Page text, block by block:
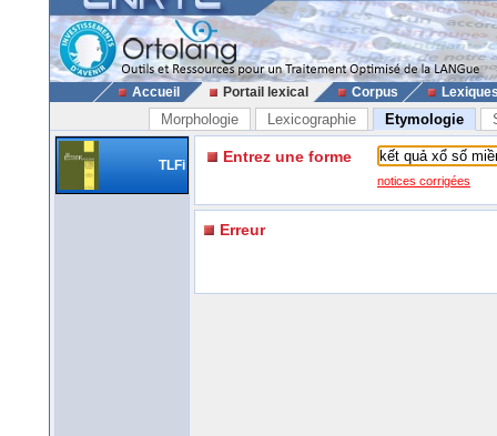
Accueil Portail lexical Corpus
Morphologie Lexicographie Etymologie
TLFi Entrez une forme
notices corrigées
Erreur